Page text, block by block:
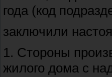
года (код
заключили
1. Стороны
жилого дома с